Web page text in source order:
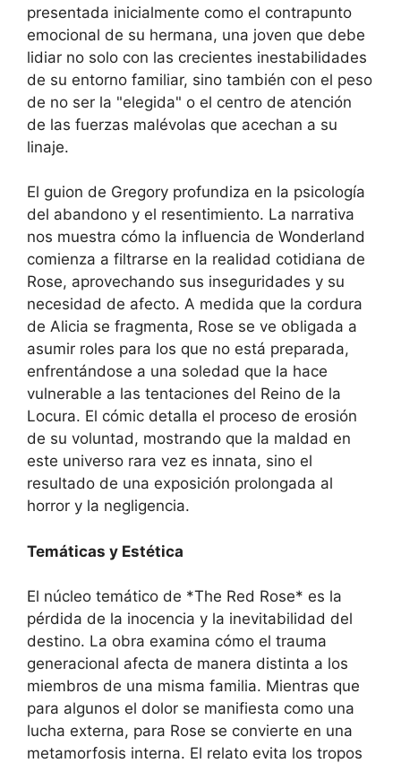
presentada inicialmente como el contrapunto
emocional de su hermana, una joven que debe
lidiar no solo con las crecientes inestabilidades
de su entorno familiar, sino también con el peso
de no ser la "elegida" o el centro de atención
de las fuerzas malévolas que acechan a su
linaje.
El guion de Gregory profundiza en la psicología
del abandono y el resentimiento. La narrativa
nos muestra cómo la influencia de Wonderland
comienza a filtrarse en la realidad cotidiana de
Rose, aprovechando sus inseguridades y su
necesidad de afecto. A medida que la cordura
de Alicia se fragmenta, Rose se ve obligada a
asumir roles para los que no está preparada,
enfrentándose a una soledad que la hace
vulnerable a las tentaciones del Reino de la
Locura. El cómic detalla el proceso de erosión
de su voluntad, mostrando que la maldad en
este universo rara vez es innata, sino el
resultado de una exposición prolongada al
horror y la negligencia.
Temáticas y Estética
El núcleo temático de *The Red Rose* es la
pérdida de la inocencia y la inevitabilidad del
destino. La obra examina cómo el trauma
generacional afecta de manera distinta a los
miembros de una misma familia. Mientras que
para algunos el dolor se manifiesta como una
lucha externa, para Rose se convierte en una
metamorfosis interna. El relato evita los tropos